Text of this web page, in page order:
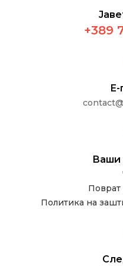
+389
Е-
Поврат
Политика на